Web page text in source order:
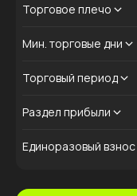
Торговое плечо
Мин. торговые дни
Торговый период
Раздел прибыли
Единоразовый взнос